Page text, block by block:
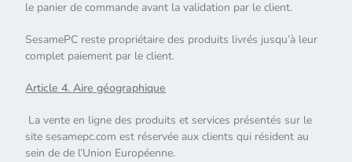
le panier de commande avant la validation par le client.
SesamePC reste propriétaire des produits livrés jusqu’à leur
complet paiement par le client.
Article 4. Aire géographique
La vente en ligne des produits et services présentés sur le
site sesamepc.com est réservée aux clients qui résident au
sein de de l’Union Européenne.